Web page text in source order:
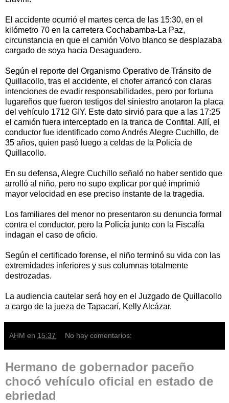
El accidente ocurrió el martes cerca de las 15:30, en el
kilómetro 70 en la carretera Cochabamba-La Paz,
circunstancia en que el camión Volvo blanco se desplazaba
cargado de soya hacia Desaguadero.
Según el reporte del Organismo Operativo de Tránsito de
Quillacollo, tras el accidente, el chofer arrancó con claras
intenciones de evadir responsabilidades, pero por fortuna
lugareños que fueron testigos del siniestro anotaron la placa
del vehículo 1712 GIY. Este dato sirvió para que a las 17:25
el camión fuera interceptado en la tranca de Confital. Allí, el
conductor fue identificado como Andrés Alegre Cuchillo, de
35 años, quien pasó luego a celdas de la Policía de
Quillacollo.
En su defensa, Alegre Cuchillo señaló no haber sentido que
arrolló al niño, pero no supo explicar por qué imprimió
mayor velocidad en ese preciso instante de la tragedia.
Los familiares del menor no presentaron su denuncia formal
contra el conductor, pero la Policía junto con la Fiscalía
indagan el caso de oficio.
Según el certificado forense, el niño terminó su vida con las
extremidades inferiores y sus columnas totalmente
destrozadas.
La audiencia cautelar será hoy en el Juzgado de Quillacollo
a cargo de la jueza de Tapacarí, Kelly Alcázar.
AHM en 15:37 No hay comentarios:
Hermano de gobernador paceño
chocó vehículo oficial en estado de
ebriedad